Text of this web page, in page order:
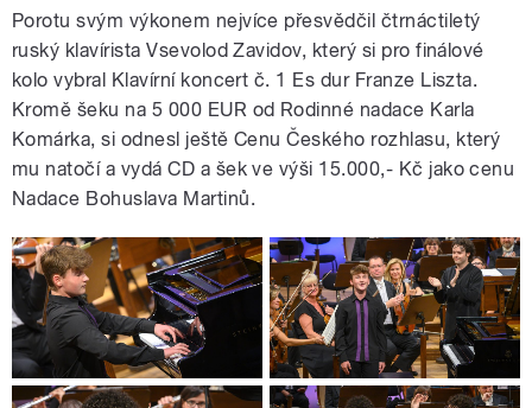
Porotu svým výkonem nejvíce přesvědčil čtrnáctiletý
ruský klavírista Vsevolod Zavidov, který si pro finálové
kolo vybral Klavírní koncert č. 1 Es dur Franze Liszta.
Kromě šeku na 5 000 EUR od Rodinné nadace Karla
Komárka, si odnesl ještě Cenu Českého rozhlasu, který
mu natočí a vydá CD a šek ve výši 15.000,- Kč jako cenu
Nadace Bohuslava Martinů.